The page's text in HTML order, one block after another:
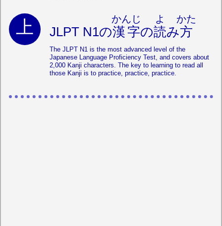
JLPT N1の漢字
かんじ
の読
よ
み方
かた
The JLPT N1 is the most advanced level of the
Japanese Language Proficiency Test, and covers about
2,000 Kanji characters. The key to learning to read all
those Kanji is to practice, practice, practice.